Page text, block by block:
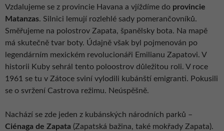
Vzdalujeme se z provincie Havana a vjíždíme do provincie
Matanzas. Silnici lemují rozlehlé sady pomerančovníků.
Směřujeme na polostrov Zapata, španělsky bota. Na mapě
má skutečně tvar boty. Údajně však byl pojmenován po
legendárním mexickém revolucionáři Emilianu Zapatovi. V
historii Kuby sehrál tento poloostrov důležitou roli. V roce
1961 se tu v Zátoce sviní vylodili kubánští emigranti. Pokusili
se o svržení Castrova režimu. Neúspěšně.
Nachází se zde jeden z kubánských národních parků –
Ciénaga de Zapata (Zapatská bažina, také mokřady Zapata).